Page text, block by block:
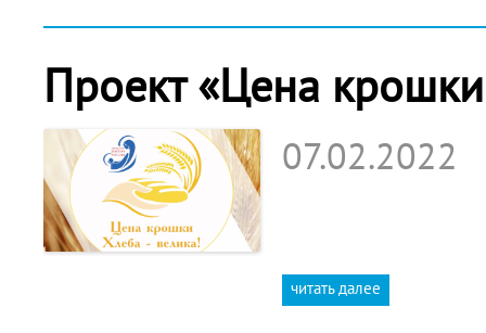
Проект «Цена
07.02.2022
читать далее